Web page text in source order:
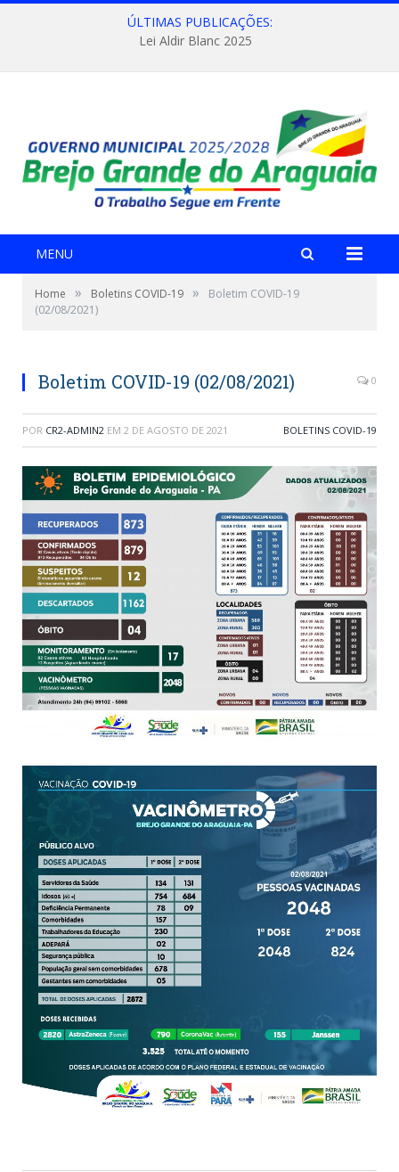
ÚLTIMAS PUBLICAÇÕES:
Lei Aldir Blanc 2025
MENU
Home » Boletins COVID-19 »
Boletim COVID-19
(02/08/2021)
Boletim COVID-19 (02/08/2021) 0
POR CR2-ADMIN2 EM 2 DE AGOSTO DE 2021 BOLETINS COVID-19